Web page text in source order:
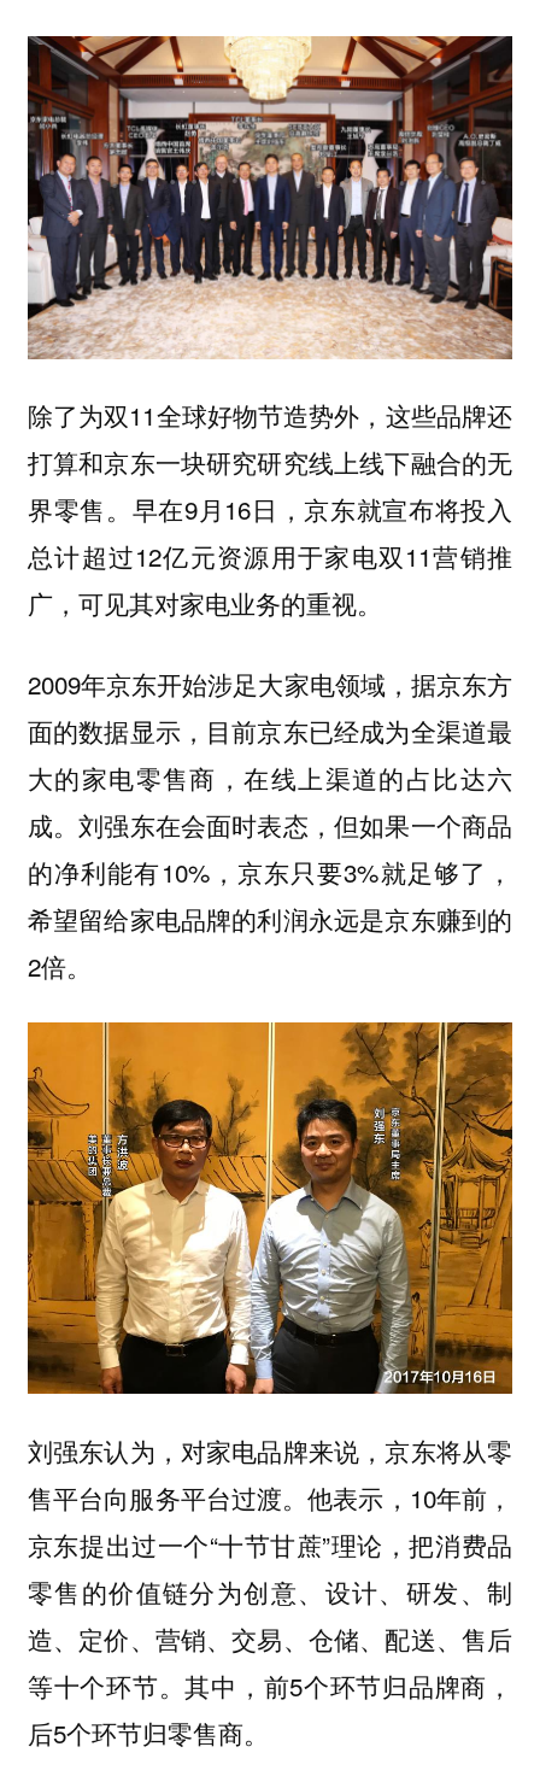
除了为双11全球好物节造势外，这些品牌还
打算和京东一块研究研究线上线下融合的无
界零售。早在9月16日，京东就宣布将投入
总计超过12亿元资源用于家电双11营销推
广，可见其对家电业务的重视。
2009年京东开始涉足大家电领域，据京东方
面的数据显示，目前京东已经成为全渠道最
大的家电零售商，在线上渠道的占比达六
成。刘强东在会面时表态，但如果一个商品
的净利能有10%，京东只要3%就足够了，
希望留给家电品牌的利润永远是京东赚到的
2倍。
刘强东认为，对家电品牌来说，京东将从零
售平台向服务平台过渡。他表示，10年前，
京东提出过一个“十节甘蔗”理论，把消费品
零售的价值链分为创意、设计、研发、制
造、定价、营销、交易、仓储、配送、售后
等十个环节。其中，前5个环节归品牌商，
后5个环节归零售商。